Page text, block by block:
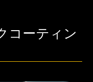
コーティン